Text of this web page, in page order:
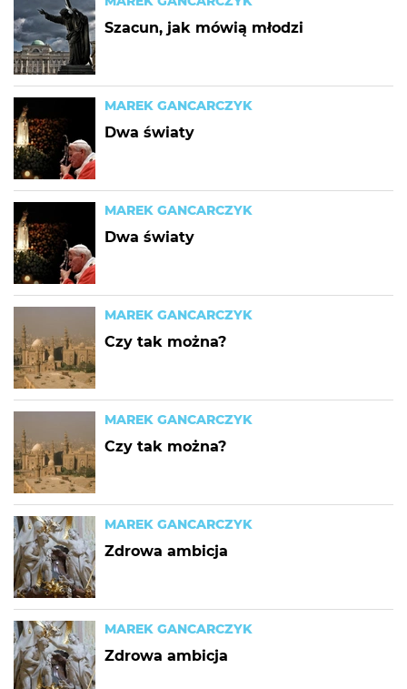
Szacun, jak mówią młodzi
MAREK GANCARCZYK
Dwa światy
MAREK GANCARCZYK
Dwa światy
MAREK GANCARCZYK
Czy tak można?
MAREK GANCARCZYK
Czy tak można?
MAREK GANCARCZYK
Zdrowa ambicja
MAREK GANCARCZYK
Zdrowa ambicja